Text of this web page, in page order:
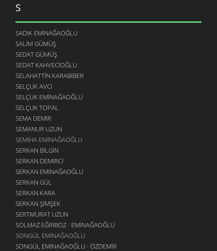
S
SADIK EMINAĞAOĞLU
SALIM GÜMÜŞ
SEDAT GÜMÜŞ
SEDAT KAHVECIOĞLU
SELAHATTIN KARABIBER
SELÇUK AVCI
SELÇUK EMINAĞAOĞLU
SELÇUK TOPAL
SEMA DEMIR
SEMANUR UZUN
SEMIHA EMINAĞAOĞLU
SERKAN BILGIN
SERKAN DEMIRCI
SERKAN EMINAĞAOĞLU
SERKAN GÜL
SERKAN KARA
SERKAN ŞIMŞEK
SERTMURAT UZUN
SOLMAZ EĞRIBOZ - EMINAĞAOĞLU
SONGÜL EMINAĞAOĞLU
SONGÜL EMINAĞAOĞLU - ÖZDEMIR